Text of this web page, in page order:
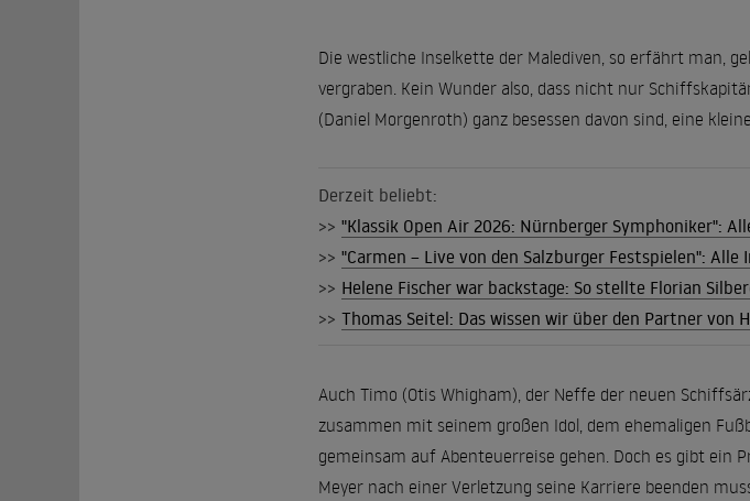
Die westliche Inselkette der Malediven, so erfährt man,
vergraben. Kein Wunder also, dass nicht nur
(Daniel Morgenroth) ganz besessen davon sind, eine
Derzeit beliebt:
>> "Klassik Open Air 2026: Nürnberger Symphoniker":
>> "Carmen – Live von den Salzburger Festspielen":
>> Helene Fischer war backstage: So stellte Florian
>> Thomas Seitel: Das wissen wir über den Partner von
Auch Timo (Otis Whigham), der Neffe der neuen
zusammen mit seinem großen Idol, dem ehemaligen
gemeinsam auf Abenteuerreise gehen. Doch es gibt ein
Meyer nach einer Verletzung seine Karriere beenden